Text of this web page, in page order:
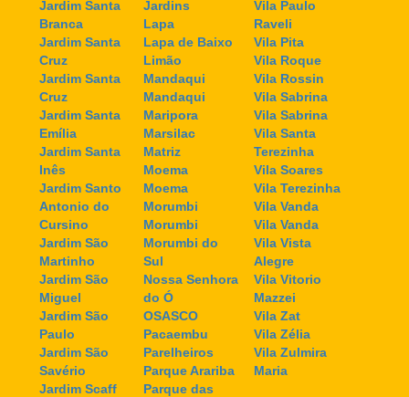
Jardim Santa
Branca
Jardim Santa
Cruz
Jardim Santa
Cruz
Jardim Santa
Emília
Jardim Santa
Inês
Jardim Santo
Antonio do
Cursino
Jardim São
Martinho
Jardim São
Miguel
Jardim São
Paulo
Jardim São
Savério
Jardim Scaff
Jardins
Lapa
Lapa de Baixo
Limão
Mandaqui
Mandaqui
Maripora
Marsilac
Matriz
Moema
Moema
Morumbi
Morumbi
Morumbi do
Sul
Nossa Senhora
do Ó
OSASCO
Pacaembu
Parelheiros
Parque Arariba
Parque das
Vila Paulo
Raveli
Vila Pita
Vila Roque
Vila Rossin
Vila Sabrina
Vila Sabrina
Vila Santa
Terezinha
Vila Soares
Vila Terezinha
Vila Vanda
Vila Vanda
Vila Vista
Alegre
Vila Vitorio
Mazzei
Vila Zat
Vila Zélia
Vila Zulmira
Maria